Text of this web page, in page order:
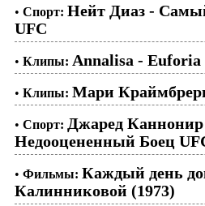
• Спорт: Нейт Диаз -
UFC
• Клипы: Annalisa - Euforia
• Клипы: Мари
• Спорт: Джаред
Недооцененный Боец
• Фильмы: Каждый день
Калинниковой (1973)